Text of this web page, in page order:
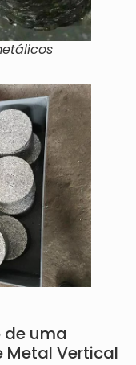
uma
Metal Vertical